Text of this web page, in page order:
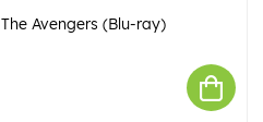
The Avengers (Blu-ray)